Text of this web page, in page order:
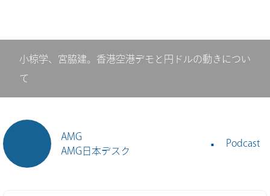
小椋学、宮脇建。香港空港デモと円ドルの動きについ
て
AMG
AMG日本デスク
Podcast